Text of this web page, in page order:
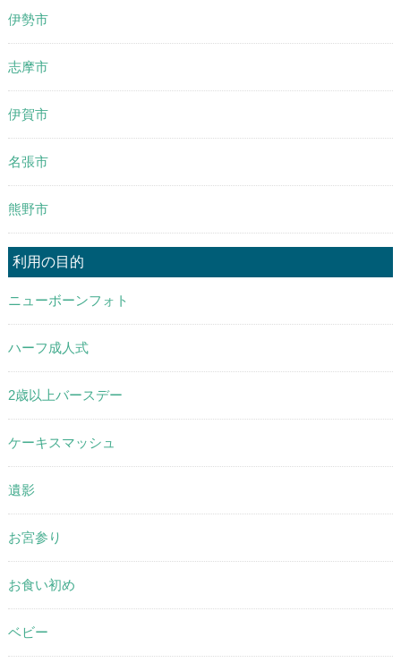
伊勢市
志摩市
伊賀市
名張市
熊野市
利用の目的
ニューボーンフォト
ハーフ成人式
2歳以上バースデー
ケーキスマッシュ
遺影
お宮参り
お食い初め
ベビー